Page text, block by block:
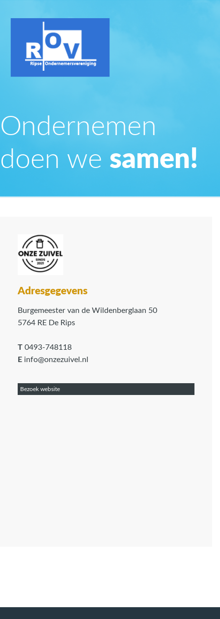
Ondernemen
doen we samen!
Adresgegevens
Burgemeester van de Wildenberglaan 50
5764 RE De Rips
T 0493-748118
E info@onzezuivel.nl
Bezoek website